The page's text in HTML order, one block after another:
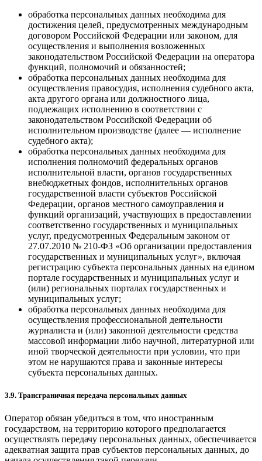
обработка персональных данных необходима для
достижения целей, предусмотренных международным
договором Российской Федерации или законом, для
осуществления и выполнения возложенных
законодательством Российской Федерации на оператора
функций, полномочий и обязанностей;
обработка персональных данных необходима для
осуществления правосудия, исполнения судебного акта,
акта другого органа или должностного лица,
подлежащих исполнению в соответствии с
законодательством Российской Федерации об
исполнительном производстве (далее — исполнение
судебного акта);
обработка персональных данных необходима для
исполнения полномочий федеральных органов
исполнительной власти, органов государственных
внебюджетных фондов, исполнительных органов
государственной власти субъектов Российской
Федерации, органов местного самоуправления и
функций организаций, участвующих в предоставлении
соответственно государственных и муниципальных
услуг, предусмотренных Федеральным законом от
27.07.2010 № 210-ФЗ «Об организации предоставления
государственных и муниципальных услуг», включая
регистрацию субъекта персональных данных на едином
портале государственных и муниципальных услуг и
(или) региональных порталах государственных и
муниципальных услуг;
обработка персональных данных необходима для
осуществления профессиональной деятельности
журналиста и (или) законной деятельности средства
массовой информации либо научной, литературной или
иной творческой деятельности при условии, что при
этом не нарушаются права и законные интересы
субъекта персональных данных.
3.9. Трансграничная передача персональных данных
Оператор обязан убедиться в том, что иностранным
государством, на территорию которого предполагается
осуществлять передачу персональных данных, обеспечивается
адекватная защита прав субъектов персональных данных, до